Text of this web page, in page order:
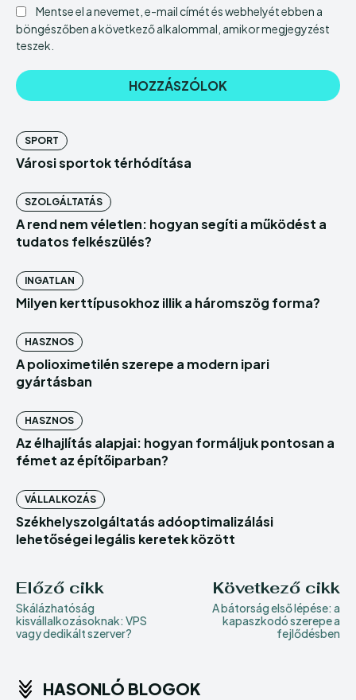
Mentse el a nevemet, e-mail címét és webhelyét ebben a
böngészőben a következő alkalommal, amikor megjegyzést
teszek.
SPORT
Városi sportok térhódítása
SZOLGÁLTATÁS
A rend nem véletlen: hogyan segíti a működést a
tudatos felkészülés?
INGATLAN
Milyen kerttípusokhoz illik a háromszög forma?
HASZNOS
A polioximetilén szerepe a modern ipari
gyártásban
HASZNOS
Az élhajlítás alapjai: hogyan formáljuk pontosan a
fémet az építőiparban?
VÁLLALKOZÁS
Székhelyszolgáltatás adóoptimalizálási
lehetőségei legális keretek között
Előző cikk
Skálázhatóság
kisvállalkozásoknak: VPS
vagy dedikált szerver?
Következő cikk
A bátorság első lépése: a
kapaszkodó szerepe a
fejlődésben
HASONLÓ BLOGOK